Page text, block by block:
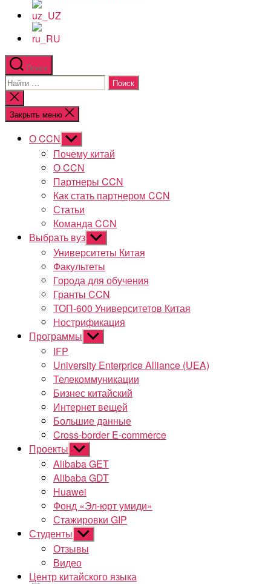
Поиск
Поиск:
Закрыть
поиск
Закрыть меню
О CCN Показывать
подменю
Почему китай
О CCN
Партнеры CCN
Как стать партнером CCN
Статьи
Команда CCN
Выбрать вуз Показывать
подменю
Университеты Китая
Факультеты
Города для обучения
Гранты CCN
ТОП-600 Университетов Китая
Нострификация
Программы Показывать
подменю
IFP
University Enterprice Alliance (UEA)
Телекоммуникации
Бизнес китайский
Интернет вещей
Большие данные
Cross-border E-commerce
Проекты Показывать
подменю
Alibaba GET
Alibaba GDT
Huawei
Фонд «Эл-юрт умиди»
Стажировки GIP
Студенты Показывать
подменю
Отзывы
Видео
Центр китайского языка